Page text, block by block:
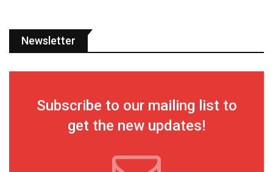
Newsletter
Subscribe to our mailing list to
get the new updates!